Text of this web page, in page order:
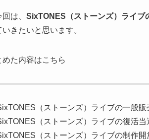
は、 SixTONES（ストーンズ）ライブ
きたいと思います。
めた内容はこちら
（ストーンズ）ライブの一般
（ストーンズ）ライブの復活
（ストーンズ）ライブの制作